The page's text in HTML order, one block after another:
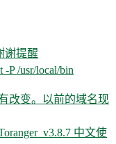
谢提醒
P /usr/local/bin
改变。以前的域名现
中文使